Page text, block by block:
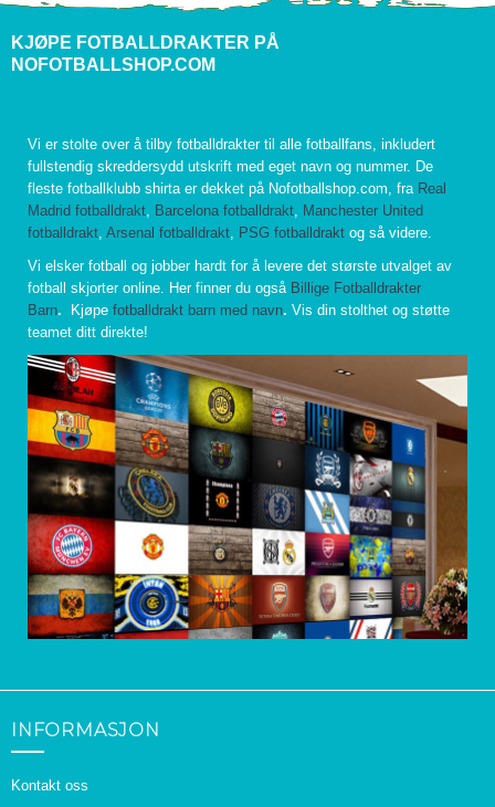
KJØPE FOTBALLDRAKTER PÅ
NOFOTBALLSHOP.COM
Vi er stolte over å tilby fotballdrakter til alle fotballfans, inkludert
fullstendig skreddersydd utskrift med eget navn og nummer. De
fleste fotballklubb shirta er dekket på Nofotballshop.com, fra Real
Madrid fotballdrakt, Barcelona fotballdrakt, Manchester United
fotballdrakt, Arsenal fotballdrakt, PSG fotballdrakt og så videre.
Vi elsker fotball og jobber hardt for å levere det største utvalget av
fotball skjorter online. Her finner du også Billige Fotballdrakter
Barn. Kjøpe fotballdrakt barn med navn. Vis din stolthet og støtte
teamet ditt direkte!
INFORMASJON
Kontakt oss